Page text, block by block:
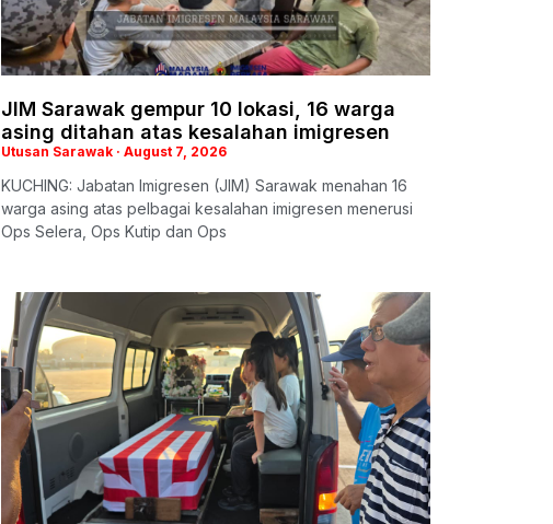
JIM Sarawak gempur 10 lokasi, 16 warga
asing ditahan atas kesalahan imigresen
Utusan Sarawak August 7, 2026
KUCHING: Jabatan Imigresen (JIM) Sarawak menahan 16
warga asing atas pelbagai kesalahan imigresen menerusi
Ops Selera, Ops Kutip dan Ops